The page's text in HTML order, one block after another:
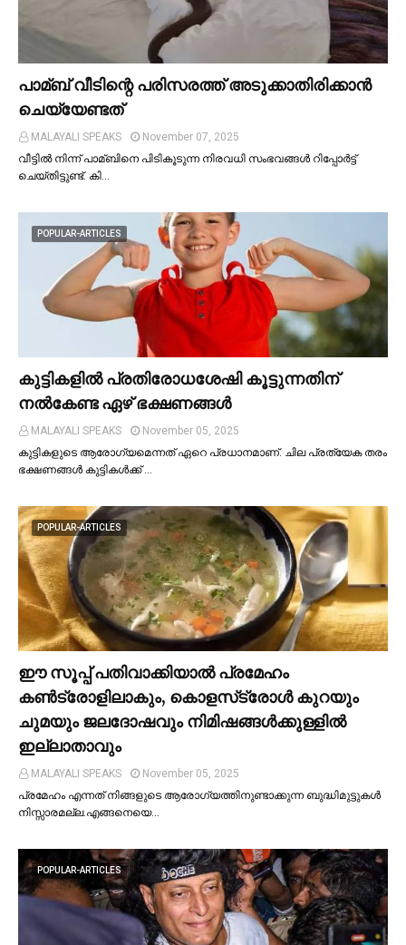
പാമ്ബ് വീടിന്റെ പരിസരത്ത് അടുക്കാതിരിക്കാൻ
ചെയ്യേണ്ടത്
MALAYALI SPEAKS
November 07, 2025
വീട്ടില്‍ നിന്ന് പാമ്ബിനെ പിടികൂടുന്ന നിരവധി സംഭവങ്ങള്‍ റിപ്പോർട്ട്
ചെയ്തിട്ടുണ്ട്. കി…
POPULAR-ARTICLES
കുട്ടികളില്‍ പ്രതിരോധശേഷി കൂട്ടുന്നതിന്
നല്‍കേണ്ട ഏഴ് ഭക്ഷണങ്ങള്‍
MALAYALI SPEAKS
November 05, 2025
കുട്ടികളുടെ ആരോഗ്യമെന്നത് ഏറെ പ്രധാനമാണ്. ചില പ്രത്യേക തരം
ഭക്ഷണങ്ങള്‍ കുട്ടികള്‍ക്ക് …
POPULAR-ARTICLES
ഈ സൂപ്പ് പതിവാക്കിയാല്‍ പ്രമേഹം
കണ്‍ട്രോളിലാകും, കൊളസ്‌ട്രോള്‍ കുറയും
ചുമയും ജലദോഷവും നിമിഷങ്ങള്‍ക്കുള്ളില്‍
ഇല്ലാതാവും
MALAYALI SPEAKS
November 05, 2025
പ്രമേഹം എന്നത് നിങ്ങളുടെ ആരോഗ്യത്തിനുണ്ടാക്കുന്ന ബുദ്ധിമുട്ടുകള്‍
നിസ്സാരമല്ല.എങ്ങനെയെ…
POPULAR-ARTICLES